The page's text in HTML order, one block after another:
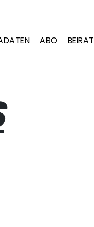
ABO BEIRAT